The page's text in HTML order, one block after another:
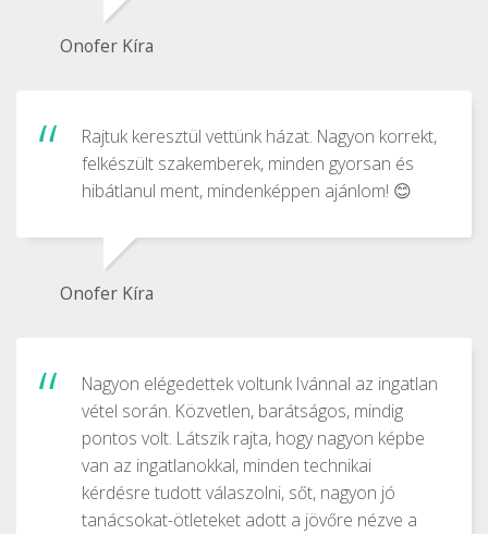
Onofer Kíra
Rajtuk keresztül vettünk házat. Nagyon korrekt,
felkészült szakemberek, minden gyorsan és
hibátlanul ment, mindenképpen ajánlom! 😊
Onofer Kíra
Nagyon elégedettek voltunk Ivánnal az ingatlan
vétel során. Közvetlen, barátságos, mindig
pontos volt. Látszik rajta, hogy nagyon képbe
van az ingatlanokkal, minden technikai
kérdésre tudott válaszolni, sőt, nagyon jó
tanácsokat-ötleteket adott a jövőre nézve a